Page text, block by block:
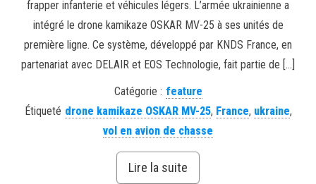
frapper infanterie et véhicules légers. L’armée ukrainienne a
intégré le drone kamikaze OSKAR MV-25 à ses unités de
première ligne. Ce système, développé par KNDS France, en
partenariat avec DELAIR et EOS Technologie, fait partie de […]
Catégorie : feature
Étiqueté drone kamikaze OSKAR MV-25, France, ukraine,
vol en avion de chasse
Lire la suite